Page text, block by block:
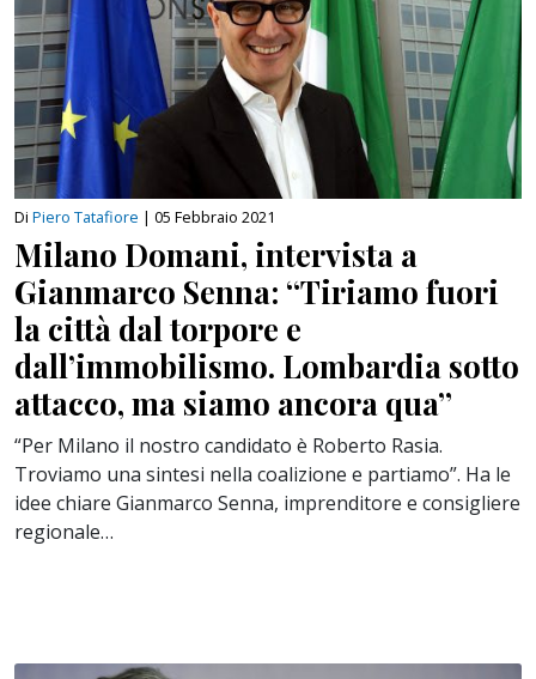
Di Piero Tatafiore | 05 Febbraio 2021
Milano Domani, intervista a
Gianmarco Senna: “Tiriamo fuori
la città dal torpore e
dall’immobilismo. Lombardia sotto
attacco, ma siamo ancora qua”
“Per Milano il nostro candidato è Roberto Rasia.
Troviamo una sintesi nella coalizione e partiamo”. Ha le
idee chiare Gianmarco Senna, imprenditore e consigliere
regionale…